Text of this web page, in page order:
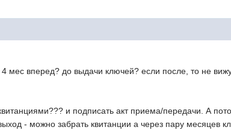
мес вперед? до выдачи ключей? если после, то не
и подписать акт приема/передачи. А
- можно забрать квитанции а через пару месяцев